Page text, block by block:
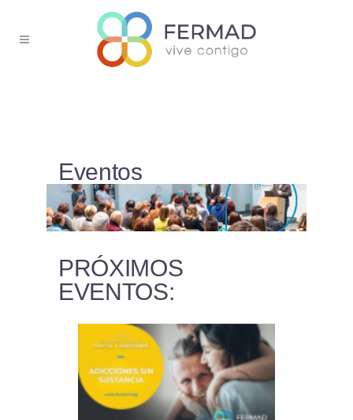
Eventos
PRÓXIMOS
EVENTOS: